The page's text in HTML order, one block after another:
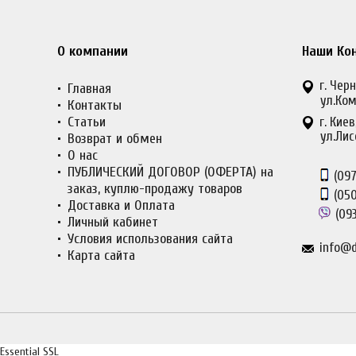
О компании
Главная
Контакты
Статьи
Возврат и обмен
О нас
ПУБЛИЧЕСКИЙ ДОГОВОР (ОФЕРТА) на
заказ, куплю-продажу товаров
Доставка и Оплата
Личный кабинет
Условия использования сайта
Карта сайта
Наши
г.
г.
Essential SSL